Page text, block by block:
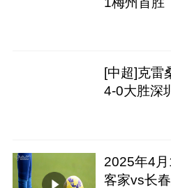
[中超]克雷
4-0大胜深圳
2025年4
客家vs长